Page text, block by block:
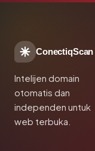
ConectiqScan
Intelijen domain
otomatis dan
independen untuk
web terbuka.